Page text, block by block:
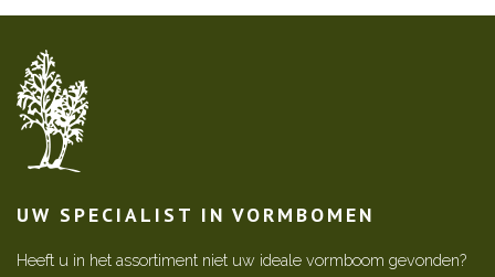
UW SPECIALIST IN VORMBOMEN
Heeft u in het assortiment niet uw ideale vormboom gevonden?